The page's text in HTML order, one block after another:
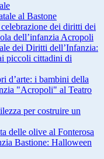
al Bastone
dei diritti dei
dell’infanzia Acropoli
dei Diritti dell’Infanzia:
piccoli cittadini di
d’arte: i bambini della
"Acropoli" al Teatro
per costruire un
delle olive al Fonterosa
Bastione: Halloween